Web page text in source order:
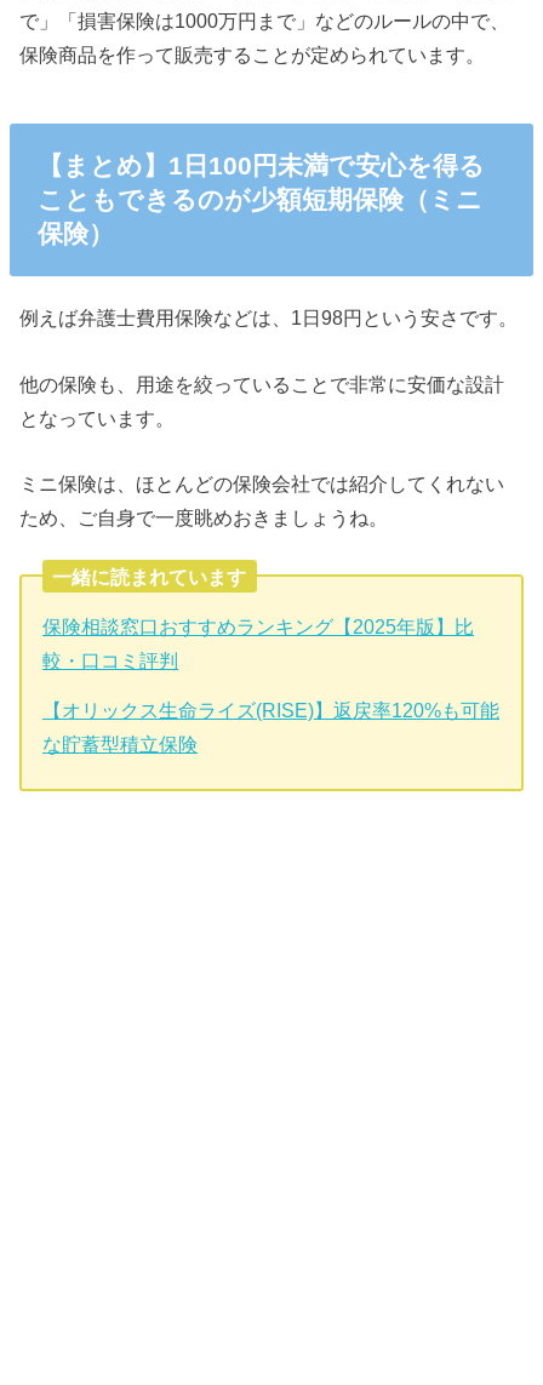
で」「損害保険は1000万円まで」などのルールの中で、
保険商品を作って販売することが定められています。
【まとめ】1日100円未満で安心を得る
こともできるのが少額短期保険（ミニ
保険）
例えば弁護士費用保険などは、1日98円という安さです。
他の保険も、用途を絞っていることで非常に安価な設計
となっています。
ミニ保険は、ほとんどの保険会社では紹介してくれない
ため、ご自身で一度眺めおきましょうね。
一緒に読まれています
保険相談窓口おすすめランキング【2025年版】比
較・口コミ評判
【オリックス生命ライズ(RISE)】返戻率120%も可能
な貯蓄型積立保険